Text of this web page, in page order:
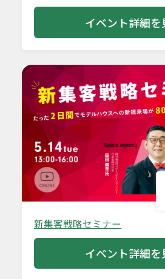
イベント詳細を
新集客戦略セミナー
イベント詳細を